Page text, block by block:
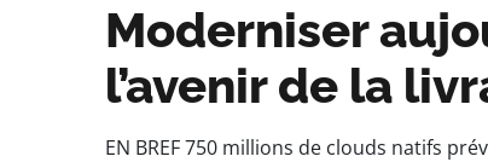
Moderniser
l’avenir de la
EN BREF 750 millions de clouds natifs